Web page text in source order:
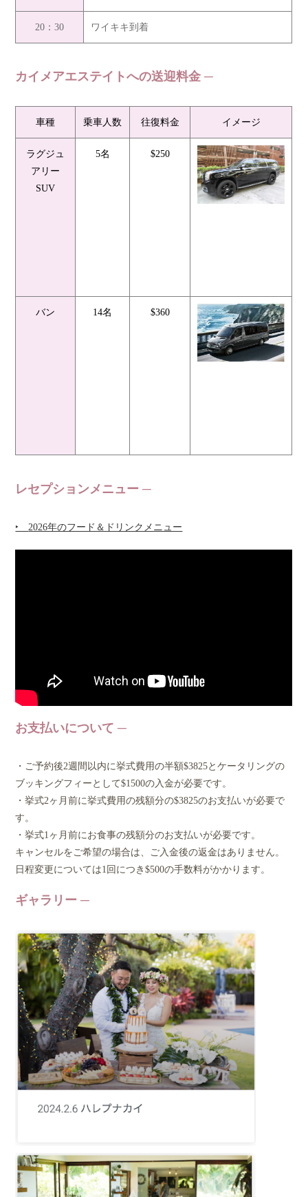
20：30 ワイキキ到着
カイメアエステイトへの送迎料金
車種 乗車人数 往復料金 イメージ
ラグジュ
アリー
SUV
5名 $250
バン 14名 $360
レセプションメニュー
‣ 2026年のフード＆ドリンクメニュー
お支払いについて
・ご予約後2週間以内に挙式費用の半額$3825とケータリングの
ブッキングフィーとして$1500の入金が必要です。
・挙式2ヶ月前に挙式費用の残額分の$3825のお支払いが必要で
す。
・挙式1ヶ月前にお食事の残額分のお支払いが必要です。
キャンセルをご希望の場合は、ご入金後の返金はありません。
日程変更については1回につき$500の手数料がかかります。
ギャラリー